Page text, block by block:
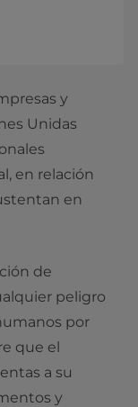
y
Unidas
en relación
en
de
peligro
por
que el
a su
y